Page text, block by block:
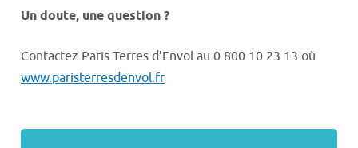
Un doute, une question ?
Contactez Paris Terres d’Envol au 0 800 10 23 13 où
www.paristerresdenvol.fr